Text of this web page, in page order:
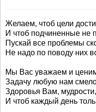
Желаем, чтоб цели
И чтоб подчиненные не
Пускай все проблемы
Не надо по поводу них
Мы Вас уважаем и
Задачу любую нам
Здоровья Вам,
И чтоб каждый день